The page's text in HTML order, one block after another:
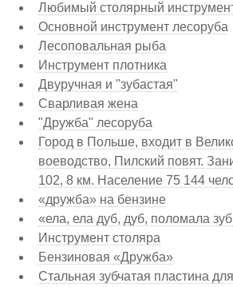
Любимый столярный
Основной инструмент лесоруба
Лесоповальная рыба
Инструмент плотника
Двуручная и "зубастая"
Сварливая жена
"Дружба" лесоруба
Город в Польше, входит в
воеводство, Пилский повят.
102, 8 км. Население 75 144
«дружба» на бензине
«ела, ела дуб, дуб, поломала
Инструмент столяра
Бензиновая «Дружба»
Стальная зубчатая пластина